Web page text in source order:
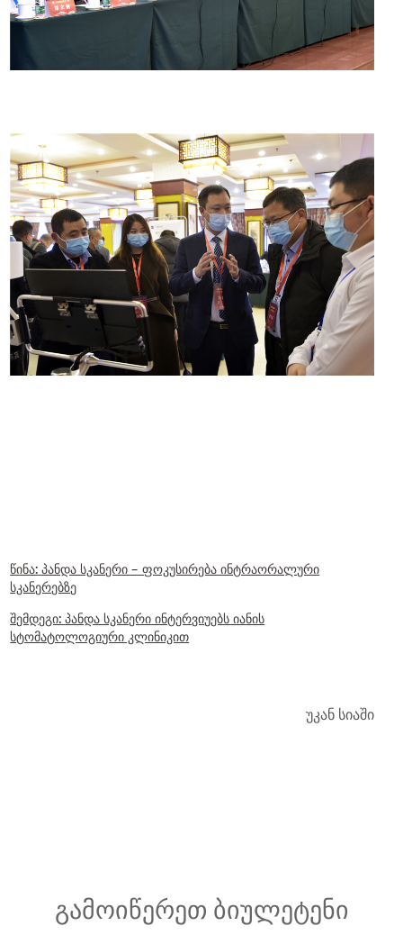
წინა: პანდა სკანერი - ფოკუსირება ინტრაორალური
სკანერებზე
შემდეგი: პანდა სკანერი ინტერვიუებს იანის
სტომატოლოგიური კლინიკით
უკან სიაში
ᲒᲐᲛᲝᲘᲬᲔᲠᲔᲗ ᲑᲘᲣᲚᲔᲢᲔᲜᲘ